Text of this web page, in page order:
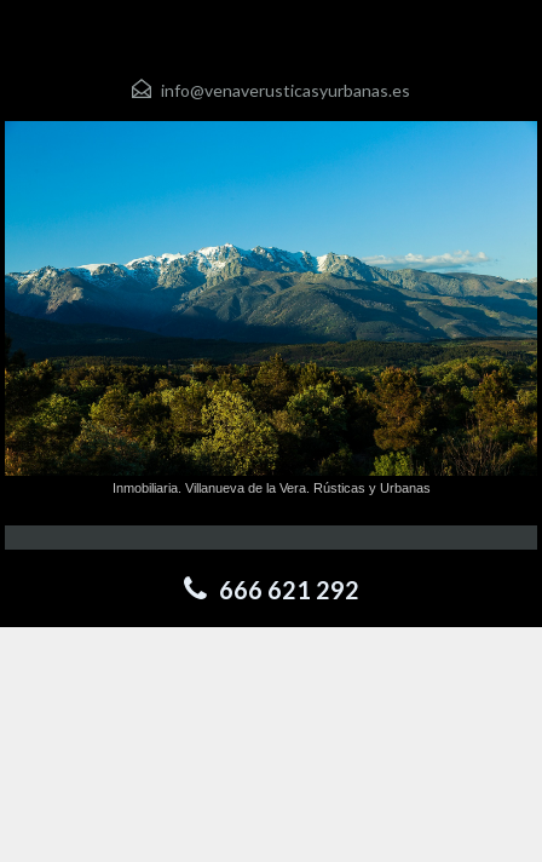
info@venaverusticasyurbanas.es
Inmobiliaria. Villanueva de la Vera. Rústicas y Urbanas
666 621 292